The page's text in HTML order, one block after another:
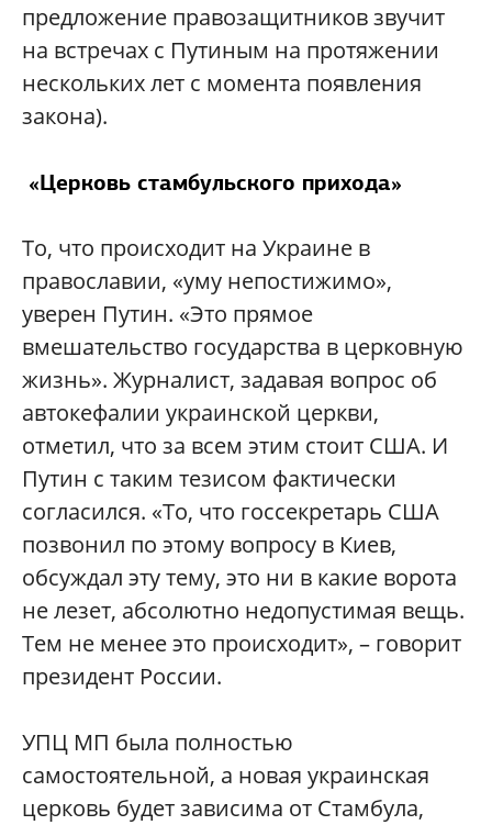
предложение правозащитников звучит
на встречах с Путиным на протяжении
нескольких лет с момента появления
закона).
«Церковь стамбульского прихода»
То, что происходит на Украине в
православии, «уму непостижимо»,
уверен Путин. «Это прямое
вмешательство государства в церковную
жизнь». Журналист, задавая вопрос об
автокефалии украинской церкви,
отметил, что за всем этим стоит США. И
Путин с таким тезисом фактически
согласился. «То, что госсекретарь США
позвонил по этому вопросу в Киев,
обсуждал эту тему, это ни в какие ворота
не лезет, абсолютно недопустимая вещь.
Тем не менее это происходит», – говорит
президент России.
УПЦ МП была полностью
самостоятельной, а новая украинская
церковь будет зависима от Стамбула,